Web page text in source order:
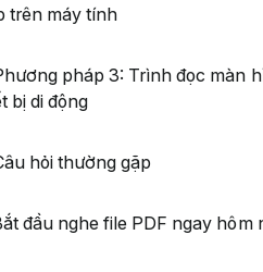
trên máy tính
pháp 3: Trình đọc màn
bị di động
hỏi thường gặp
đầu nghe file PDF ngay hôm